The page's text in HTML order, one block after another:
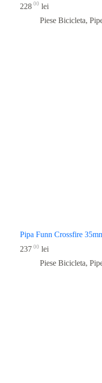
228 00 lei
Piese Bicicleta,
Pipa Funn Crossfire
237 00 lei
Piese Bicicleta,